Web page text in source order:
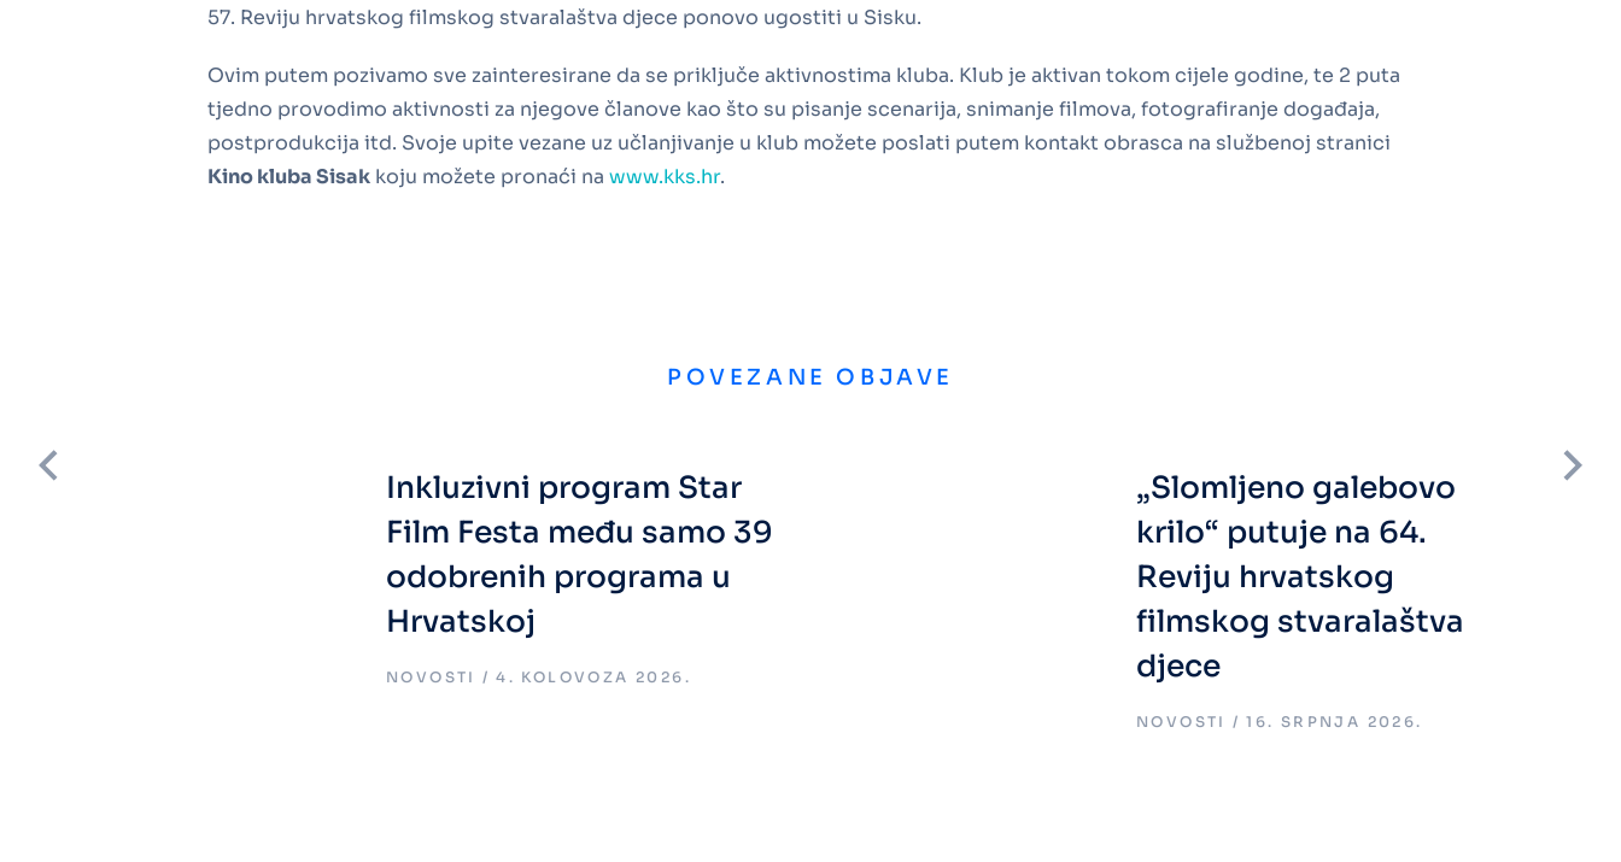
57. Reviju hrvatskog filmskog stvaralaštva djece ponovo ugostiti u Sisku.
Ovim putem pozivamo sve zainteresirane da se priključe aktivnostima kluba. Klub je aktivan tokom cijele godine, te 2 puta
tjedno provodimo aktivnosti za njegove članove kao što su pisanje scenarija, snimanje filmova, fotografiranje događaja,
postprodukcija itd. Svoje upite vezane uz učlanjivanje u klub možete poslati putem kontakt obrasca na službenoj stranici
Kino kluba Sisak koju možete pronaći na www.kks.hr.
POVEZANE OBJAVE
Inkluzivni program Star
Film Festa među samo 39
odobrenih programa u
Hrvatskoj
NOVOSTI 4. KOLOVOZA 2026.
„Slomljeno galebovo
krilo“ putuje na 64.
Reviju hrvatskog
filmskog stvaralaštva
djece
NOVOSTI 16. SRPNJA 2026.